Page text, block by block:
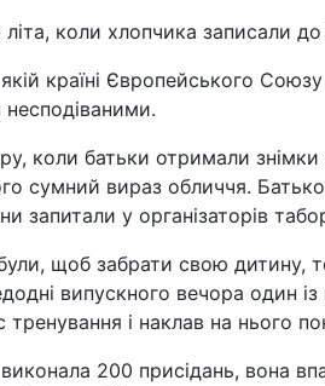
коли хлопчика записали
країні Європейського
коли батьки отримали знімки
сумний вираз обличчя.
запитали у організаторів
щоб забрати свою дитину,
випускного вечора один із
і наклав на нього
200 присідань, вона